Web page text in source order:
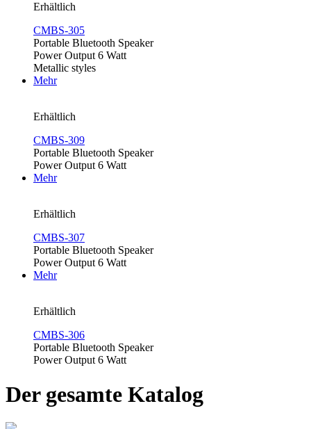
Erhältlich
CMBS-305
Portable Bluetooth Speaker
Power Output 6 Watt
Metallic styles
Mehr
Erhältlich
CMBS-309
Portable Bluetooth Speaker
Power Output 6 Watt
Mehr
Erhältlich
CMBS-307
Portable Bluetooth Speaker
Power Output 6 Watt
Mehr
Erhältlich
CMBS-306
Portable Bluetooth Speaker
Power Output 6 Watt
Der gesamte Katalog